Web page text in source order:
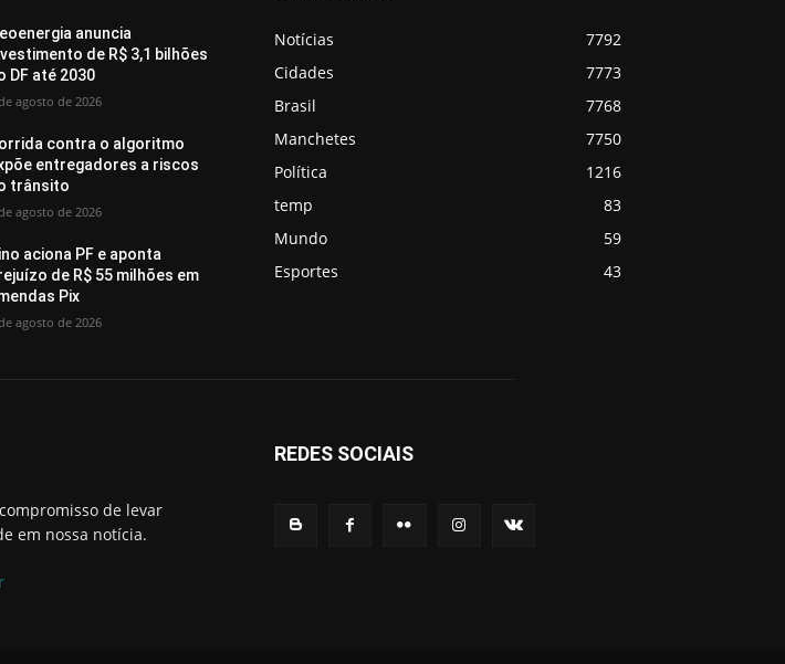
anuncia
de R$ 3,1 bilhões
DF até 2030
agosto de 2026
contra o algoritmo
entregadores a riscos
trânsito
agosto de 2026
aciona PF e aponta
de R$ 55 milhões em
Pix
agosto de 2026
Notícias
7792
Cidades
7773
Brasil
7768
Manchetes
7750
Política
1216
temp
83
Mundo
59
Esportes
43
de levar
em nossa notícia.
REDES SOCIAIS